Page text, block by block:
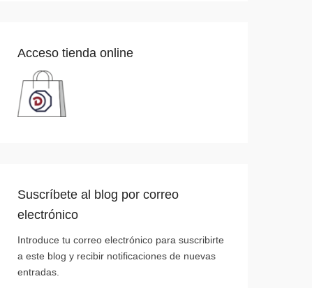
Acceso tienda online
Suscríbete al blog por correo
electrónico
Introduce tu correo electrónico para suscribirte
a este blog y recibir notificaciones de nuevas
entradas.